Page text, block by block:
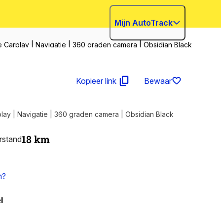
Mijn AutoTrack
Carplay | Navigatie | 360 graden camera | Obsidian Black
Kopieer link Bewaar
| Navigatie | 360 graden camera | Obsidian Black
18km